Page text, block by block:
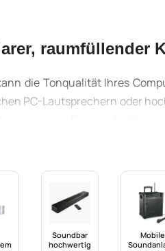
raumfüllender
die Tonqualität Ihres
PC-Lautsprechern oder
insbesondere auf
Soundbar
hochwertig
Mobile